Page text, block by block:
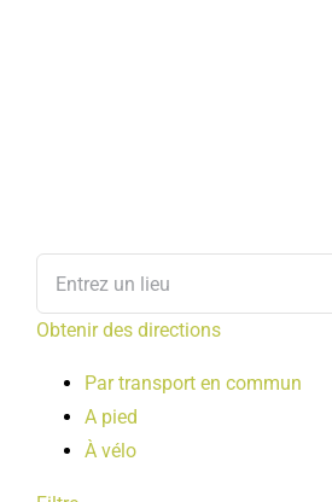
Obtenir des directions
Par transport en commun
A pied
À vélo